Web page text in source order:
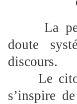
La
doute
discours.
Le
s’inspire